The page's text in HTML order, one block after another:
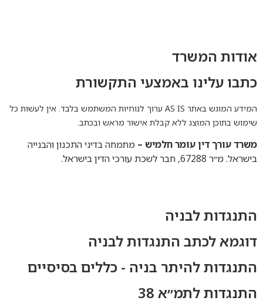
אודות המשרד
כתבו עלינו באמצעי התקשורת
המידע המוגש באתר AS IS ערוך לנוחיות המשתמש בלבד. אין לעשות כל
שימוש בתוכן המוצג ללא קבלת אישור מראש ובכתב.
משרד עורךדיןעומרחלמיש – מתמחה בדיני התכנון והבנייה
בישראל. מ״ר 67288, חבר לשכת עורכי הדין בישראל.
התנגדות לבניה
דוגמא לכתב התנגדות לבניה
התנגדות להיתר בניה - כללים בסיסיים
התנגדות לתמ״א 38